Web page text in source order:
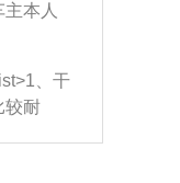
燃烧
三元
况就
室中，
。使用
机油现
性，
本人
或4s
破
轴磨
生异
球头
、干
较耐